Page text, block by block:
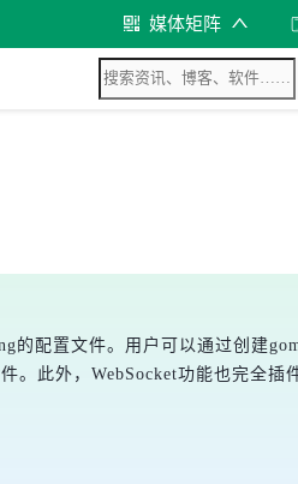
媒体矩阵
的配置文件。用户可以通过创建
此外，WebSocket功能也完全插